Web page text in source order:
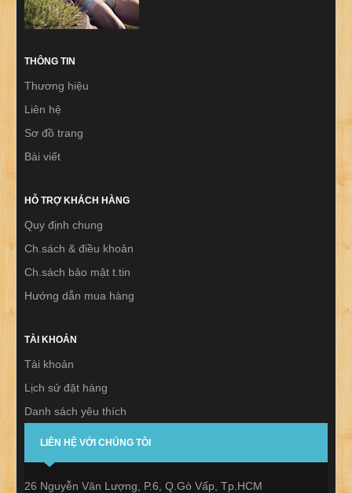
THÔNG TIN
Thương hiệu
Liên hệ
Sơ đồ trang
Bài viết
HỖ TRỢ KHÁCH HÀNG
Quy định chung
Ch.sách & điều khoản
Ch.sách bảo mật t.tin
Hướng dẫn mua hàng
TÀI KHOẢN
Tài khoản
Lịch sử đặt hàng
Danh sách yêu thích
Thư báo
LIÊN HỆ VỚI CHÚNG TÔI
26 Nguyễn Văn Lượng, P.6, Q.Gò Vấp, Tp.HCM